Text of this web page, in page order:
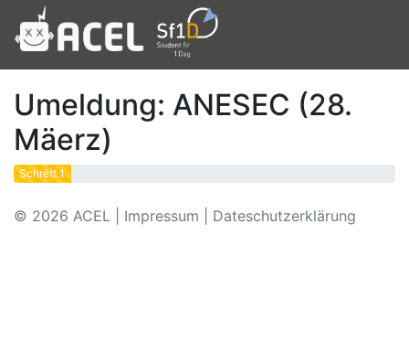
Umeldung: ANESEC (28.
Mäerz)
Schrëtt 1
© 2026 ACEL Impressum Dateschutzerklärung